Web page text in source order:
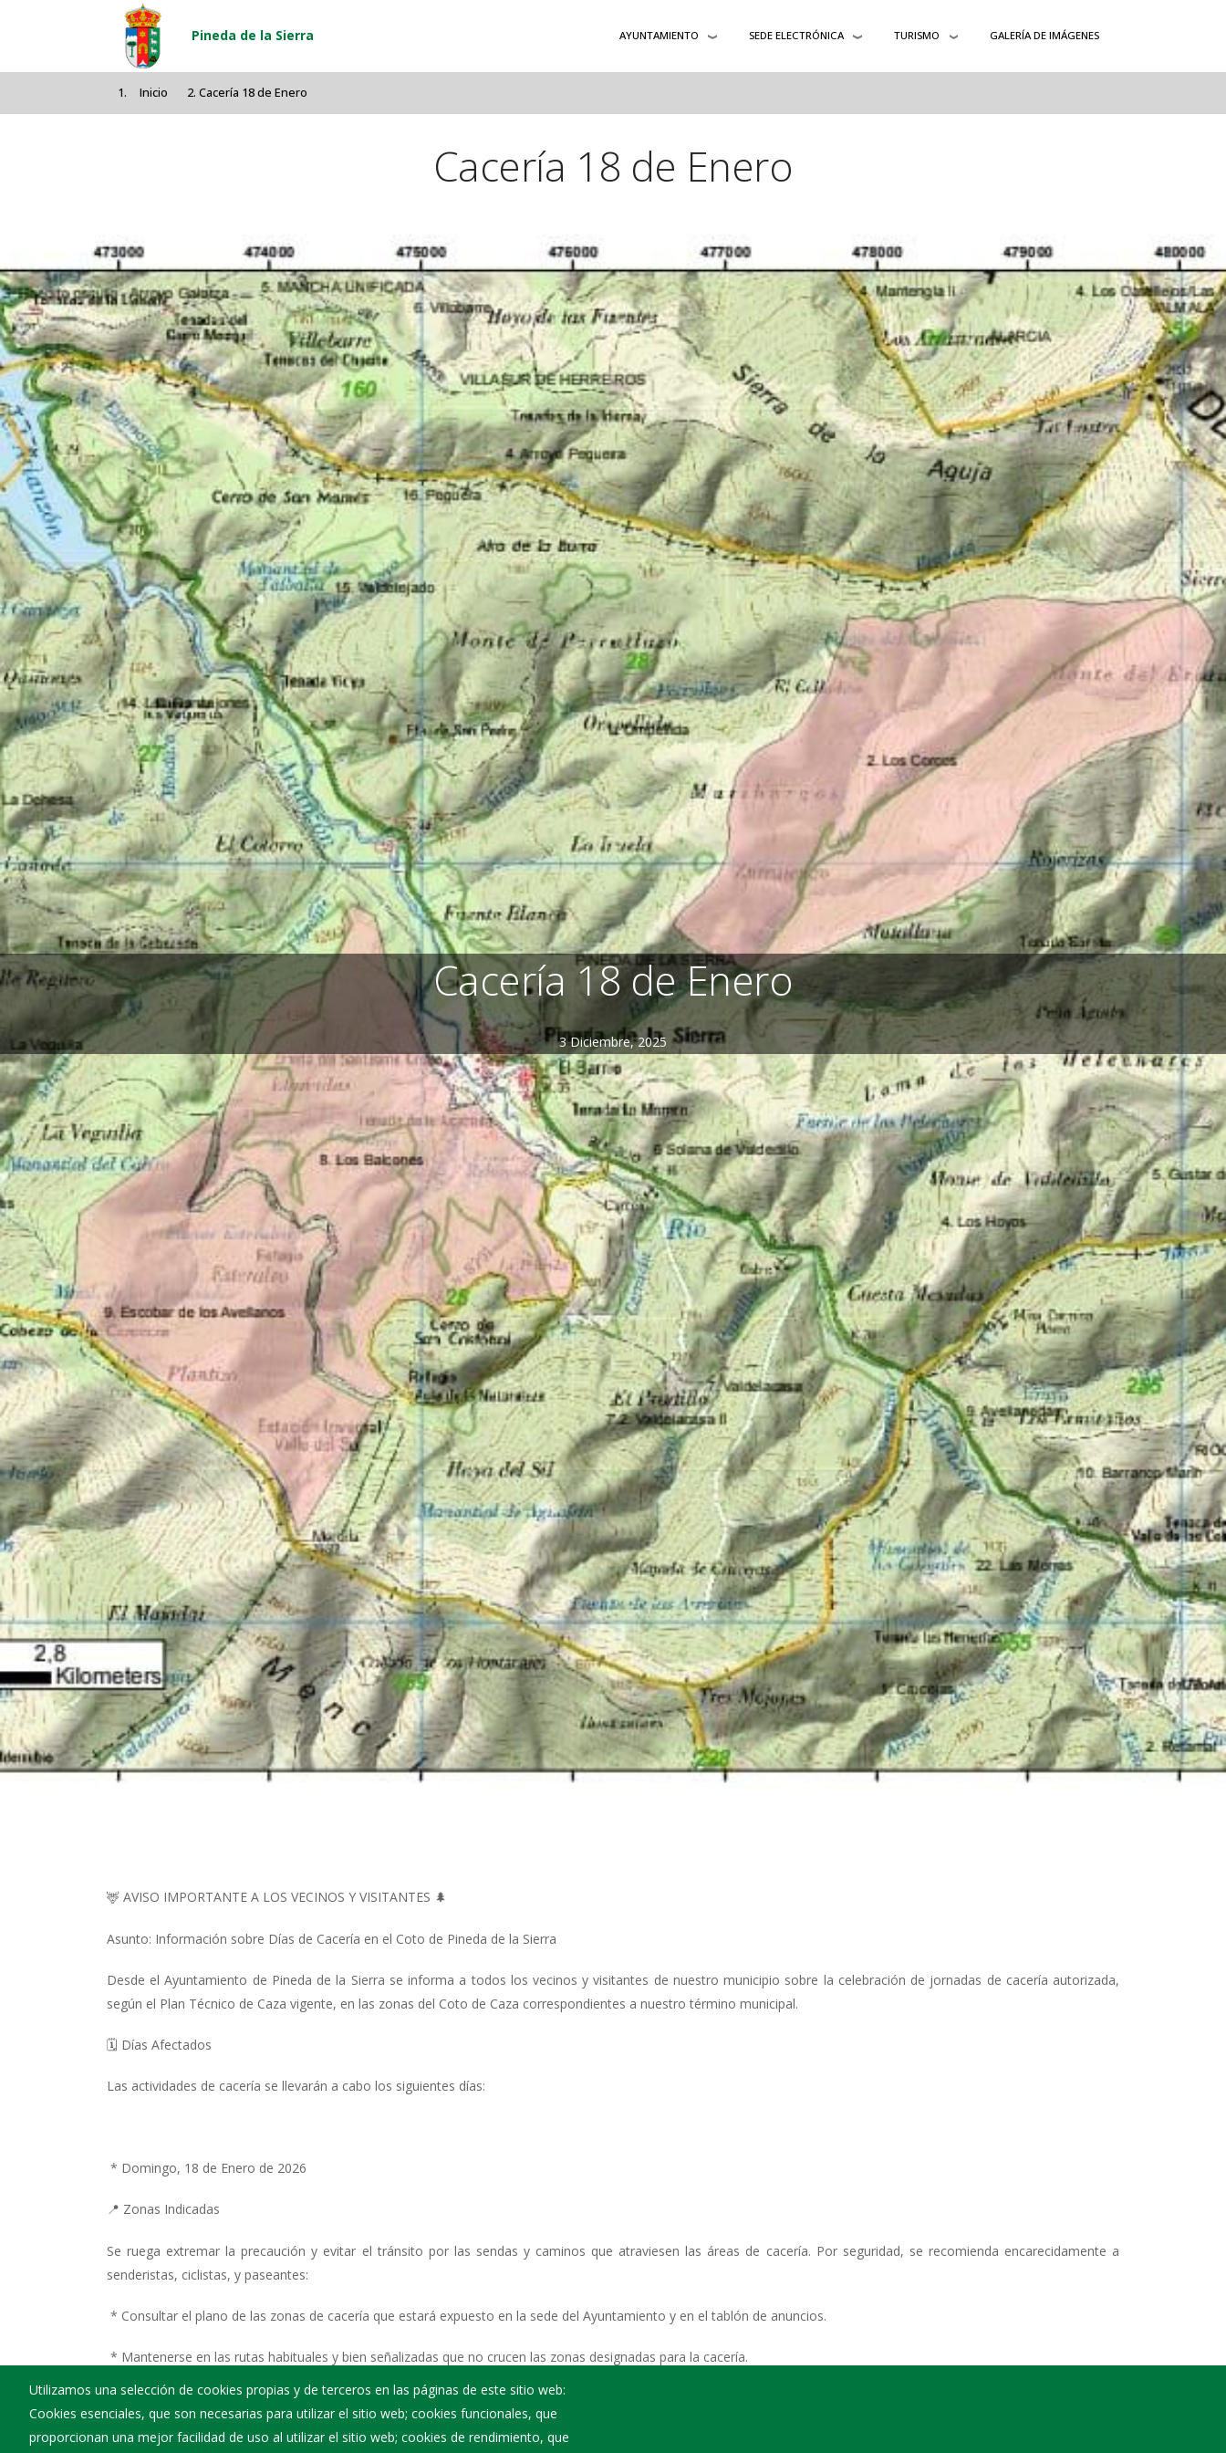
Pasar al contenido principal
Pineda de la Sierra AYUNTAMIENTO SEDE ELECTRÓNICA TURISMO GALERÍA DE IMÁGENES
Inicio Cacería 18 de Enero
Cacería 18 de Enero
Cacería 18 de Enero
3 Diciembre, 2025
🦌 AVISO IMPORTANTE A LOS VECINOS Y VISITANTES 🌲
Asunto: Información sobre Días de Cacería en el Coto de Pineda de la Sierra
Desde el Ayuntamiento de Pineda de la Sierra se informa a todos los vecinos y visitantes de nuestro municipio sobre la celebración de jornadas de cacería autorizada,
según el Plan Técnico de Caza vigente, en las zonas del Coto de Caza correspondientes a nuestro término municipal.
🗓️ Días Afectados
Las actividades de cacería se llevarán a cabo los siguientes días:
* Domingo, 18 de Enero de 2026
📍 Zonas Indicadas
Se ruega extremar la precaución y evitar el tránsito por las sendas y caminos que atraviesen las áreas de cacería. Por seguridad, se recomienda encarecidamente a
senderistas, ciclistas, y paseantes:
* Consultar el plano de las zonas de cacería que estará expuesto en la sede del Ayuntamiento y en el tablón de anuncios.
* Mantenerse en las rutas habituales y bien señalizadas que no crucen las zonas designadas para la cacería.
* Asegurar que las mascotas se encuentren bajo control y, si es posible, evitar llevarlas a las áreas boscosas y rurales durante estos días.
Agradecemos de antemano la colaboración de todos en el cumplimiento de estas indicaciones, que tienen como principal objetivo garantizar la seguridad de todos los
Utilizamos una selección de cookies propias y de terceros en las páginas de este sitio web:
Cookies esenciales, que son necesarias para utilizar el sitio web; cookies funcionales, que
proporcionan una mejor facilidad de uso al utilizar el sitio web; cookies de rendimiento, que